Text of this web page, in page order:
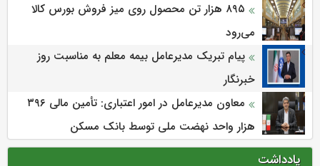
۸۹۵ هزار تن محصول روی میز فروش بورس کالا
می‌‌رود
پیام تبریک مدیرعامل بیمه معلم به مناسبت روز
خبرنگار
معاون مدیرعامل در امور اعتباری: تأمین مالی ۳۹۶
هزار واحد نهضت ملی توسط بانک مسکن
یادداشت